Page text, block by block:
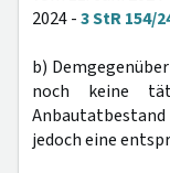
2024 -3 StR 154/
b)
noch keine
jedoch eine